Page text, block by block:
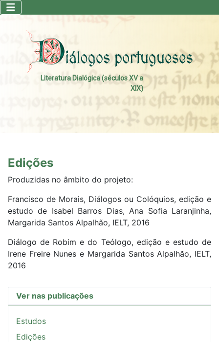
Literatura Dialógica (séculos XV a
XIX)
Edições
Produzidas no âmbito do projeto:
Francisco de Morais, Diálogos ou Colóquios, edição e
estudo de Isabel Barros Dias, Ana Sofia Laranjinha,
Margarida Santos Alpalhão, IELT, 2016
Diálogo de Robim e do Teólogo, edição e estudo de
Irene Freire Nunes e Margarida Santos Alpalhão, IELT,
2016
Ver nas publicações
Estudos
Edições